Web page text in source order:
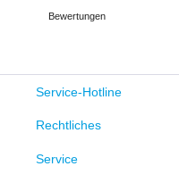
Bewertungen
Service-Hotline
Rechtliches
Service